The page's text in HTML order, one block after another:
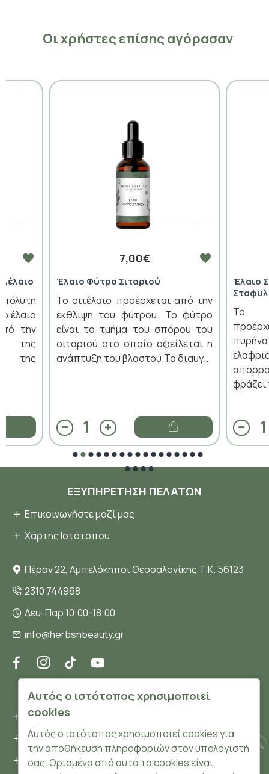
Οι χρήστες επίσης αγόρασαν
έλαιο
την
της
της
7,00€
Έλαιο Φύτρο Σιταριού
Το σιτέλαιο προέρχεται από την
έκθλιψη του φύτρου. Το φύτρο
είναι το τμήμα του σπόρου του
σιταριού στο οποίο οφείλεται η
ανάπτυξη του βλαστού.Το διαυγ..
Έλαιο
Το
φράζει
ΕΞΥΠΗΡΈΤΗΣΗ ΠΕΛΑΤΏΝ
Επικοινωνήστε μαζί μας
Χάρτης Ιστότοπου
Πέραν 22, Αμπελόκηποι Θεσσαλονίκης Τ.Κ. 56123
2310 744968
Δευ-Παρ 10:00-18:00
info@herbsnbeauty.gr
ΠΛΗΡΟΦΟΡΊΕΣ
Όροι και συνθήκες
Προσωπικά δεδομένα
Ασφάλεια
Αυτός ο ιστότοπος χρησιμοποιεί
cookies
Αυτός ο ιστότοπος χρησιμοποιεί cookies για
την αποθήκευση πληροφοριών στον υπολογιστή
σας. Ορισμένα από αυτά τα cookies είναι